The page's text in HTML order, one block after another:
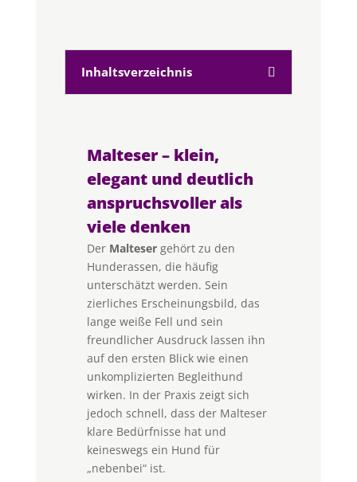
Inhaltsverzeichnis
Malteser – klein,
elegant und deutlich
anspruchsvoller als
viele denken
Der Malteser gehört zu den
Hunderassen, die häufig
unterschätzt werden. Sein
zierliches Erscheinungsbild, das
lange weiße Fell und sein
freundlicher Ausdruck lassen ihn
auf den ersten Blick wie einen
unkomplizierten Begleithund
wirken. In der Praxis zeigt sich
jedoch schnell, dass der Malteser
klare Bedürfnisse hat und
keineswegs ein Hund für
„nebenbei“ ist.